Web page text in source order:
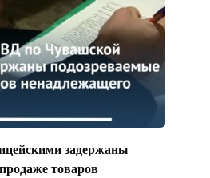
задержаны
товаров